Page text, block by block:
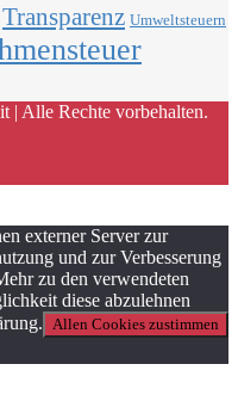
Transparenz Umweltsteuern
| Alle Rechte vorbehalten.
externer Server zur
und zur Verbesserung
zu den verwendeten
diese abzulehnen
Allen Cookies zustimmen